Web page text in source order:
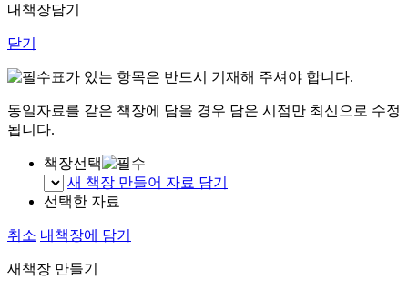
내책장담기
닫기
표가 있는 항목은 반드시 기재해 주셔야 합니다.
동일자료를 같은 책장에 담을 경우 담은 시점만 최신으로 수정
됩니다.
책장선택
새 책장 만들어 자료 담기
선택한 자료
취소 내책장에 담기
새책장 만들기